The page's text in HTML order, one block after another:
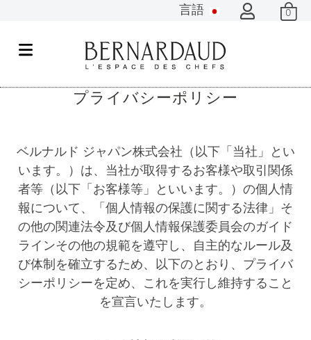
言語 0
メ
プライバシーポリシー
ベルナルド ジャパン株式会社（以下「当社」とい
います。）は、当社が取得するお客様や取引関係
者等（以下「お客様等」といいます。）の個人情
報について、「個人情報の保護に関する法律」そ
の他の関連法令及び個人情報保護委員会のガイド
ラインその他の規範を遵守し、自主的なルール及
び体制を確立するため、以下のとおり、プライバ
シーポリシーを定め、これを実行し維持すること
を宣言いたします。